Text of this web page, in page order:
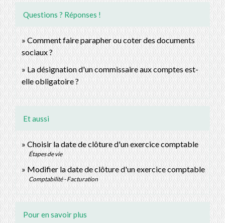
Questions ? Réponses !
Comment faire parapher ou coter des documents
sociaux ?
La désignation d'un commissaire aux comptes est-
elle obligatoire ?
Et aussi
Choisir la date de clôture d'un exercice comptable
Étapes de vie
Modifier la date de clôture d'un exercice comptable
Comptabilité - Facturation
Pour en savoir plus